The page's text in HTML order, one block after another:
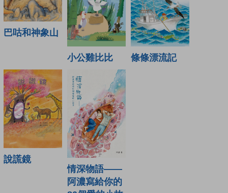
巴咕和神象山
小公雞比比 條條漂流記
說謊鏡
情深物語——
阿濃寫給你的